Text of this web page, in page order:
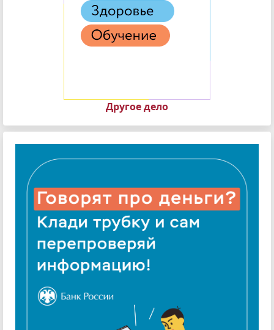
Другое дело